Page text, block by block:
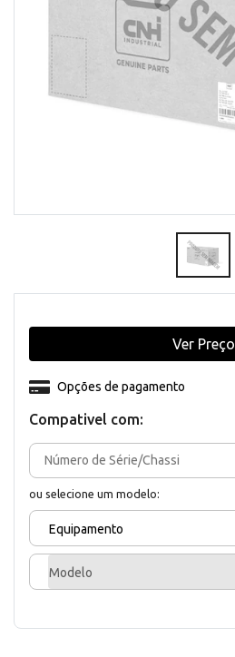
Compativel com:
ou selecione um modelo:
Equipamento
Modelo
Opções de pagamento
Ver Preço